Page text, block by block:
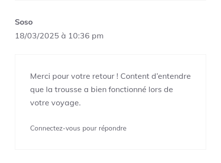
Soso
18/03/2025 à 10:36 pm
Merci pour votre retour ! Content d’entendre
que la trousse a bien fonctionné lors de
votre voyage.
Connectez-vous pour répondre